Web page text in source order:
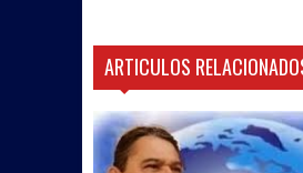
ARTICULOS